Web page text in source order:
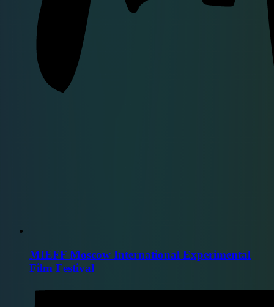
MIEFF Moscow International Experimental
Film Festival